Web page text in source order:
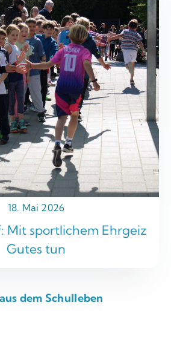
18. Mai 2026
Mit sportlichem Ehrgeiz
Gutes tun
dem Schulleben